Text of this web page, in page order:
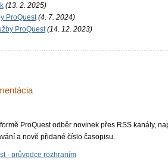
(13. 2. 2025)
ProQuest (4. 7. 2024)
ProQuest (14. 12. 2023)
ProQuest odběr novinek přes RSS kanály,
a nově přidané číslo časopisu.
- průvodce rozhraním